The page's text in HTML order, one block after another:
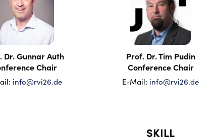
Dr. Gunnar Auth
Chair
info@rvi26.de
Prof. Dr. Tim Pudin
Conference Chair
E-Mail: info@rvi26.de
SKILL